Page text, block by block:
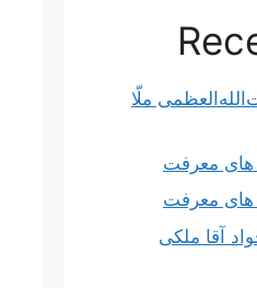
ملّا
های معرفت
های معرفت
آقا ملکی